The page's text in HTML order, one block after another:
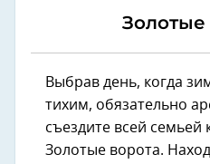
Золотые
Выбрав день, когда
тихим, обязательно
съездите всей семьей
Золотые ворота.